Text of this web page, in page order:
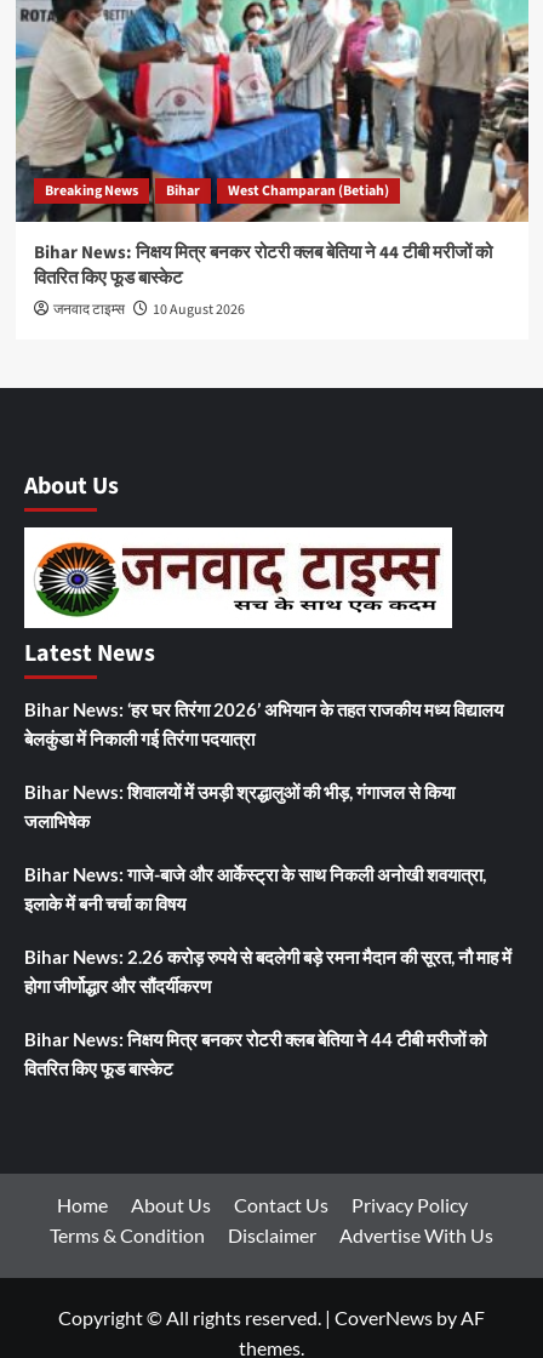
Breaking News Bihar West Champaran (Betiah)
Bihar News: निक्षय मित्र बनकर रोटरी क्लब बेतिया ने 44 टीबी मरीजों को
वितरित किए फूड बास्केट
जनवाद टाइम्स 10 August 2026
About Us
Latest News
Bihar News: ‘हर घर तिरंगा 2026’ अभियान के तहत राजकीय मध्य विद्यालय
बेलकुंडा में निकाली गई तिरंगा पदयात्रा
Bihar News: शिवालयों में उमड़ी श्रद्धालुओं की भीड़, गंगाजल से किया
जलाभिषेक
Bihar News: गाजे-बाजे और आर्केस्ट्रा के साथ निकली अनोखी शवयात्रा,
इलाके में बनी चर्चा का विषय
Bihar News: 2.26 करोड़ रुपये से बदलेगी बड़े रमना मैदान की सूरत, नौ माह में
होगा जीर्णोद्धार और सौंदर्यीकरण
Bihar News: निक्षय मित्र बनकर रोटरी क्लब बेतिया ने 44 टीबी मरीजों को
वितरित किए फूड बास्केट
Home About Us Contact Us
Privacy Policy
Terms & Condition
Disclaimer Advertise With Us
Copyright © All rights reserved. | CoverNews by AF
themes.